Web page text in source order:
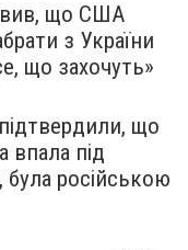
що США
з України
що захочуть»
що
впала під
російською